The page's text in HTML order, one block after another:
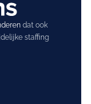
dat ook
staffing